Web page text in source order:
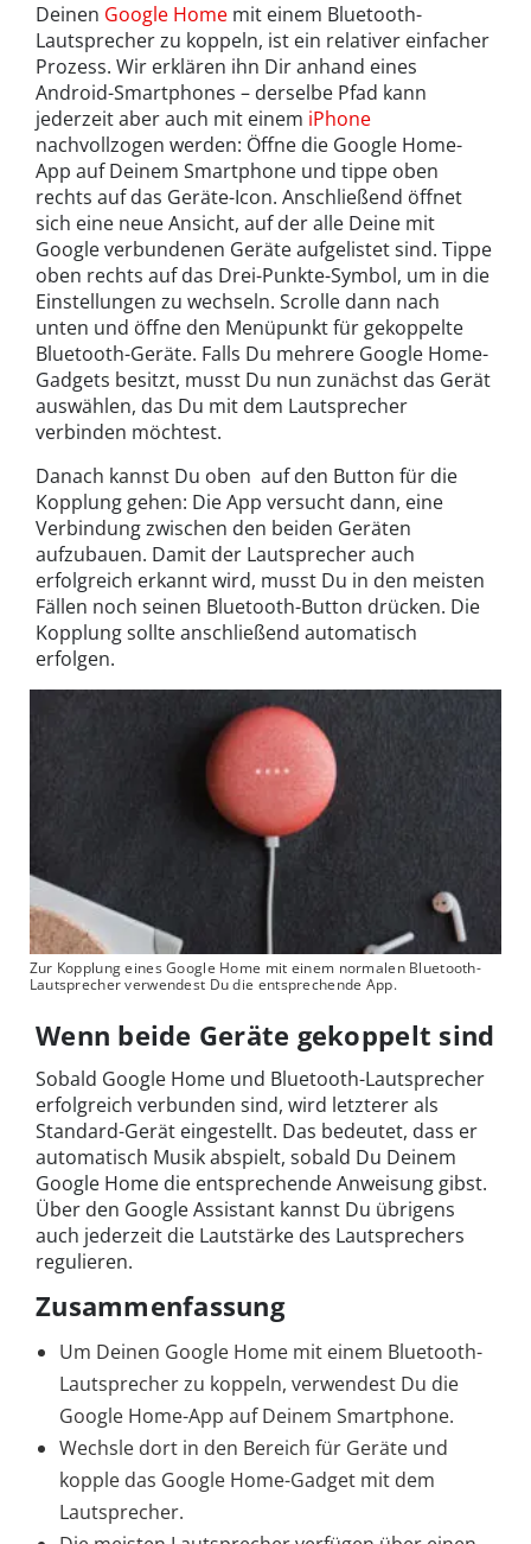
Deinen Google Home mit einem Bluetooth-
Lautsprecher zu koppeln, ist ein relativer einfacher
Prozess. Wir erklären ihn Dir anhand eines
Android-Smartphones – derselbe Pfad kann
jederzeit aber auch mit einem iPhone
nachvollzogen werden: Öffne die Google Home-
App auf Deinem Smartphone und tippe oben
rechts auf das Geräte-Icon. Anschließend öffnet
sich eine neue Ansicht, auf der alle Deine mit
Google verbundenen Geräte aufgelistet sind. Tippe
oben rechts auf das Drei-Punkte-Symbol, um in die
Einstellungen zu wechseln. Scrolle dann nach
unten und öffne den Menüpunkt für gekoppelte
Bluetooth-Geräte. Falls Du mehrere Google Home-
Gadgets besitzt, musst Du nun zunächst das Gerät
auswählen, das Du mit dem Lautsprecher
verbinden möchtest.
Danach kannst Du oben auf den Button für die
Kopplung gehen: Die App versucht dann, eine
Verbindung zwischen den beiden Geräten
aufzubauen. Damit der Lautsprecher auch
erfolgreich erkannt wird, musst Du in den meisten
Fällen noch seinen Bluetooth-Button drücken. Die
Kopplung sollte anschließend automatisch
erfolgen.
Zur Kopplung eines Google Home mit einem normalen Bluetooth-
Lautsprecher verwendest Du die entsprechende App.
Wenn beide Geräte gekoppelt sind
Sobald Google Home und Bluetooth-Lautsprecher
erfolgreich verbunden sind, wird letzterer als
Standard-Gerät eingestellt. Das bedeutet, dass er
automatisch Musik abspielt, sobald Du Deinem
Google Home die entsprechende Anweisung gibst.
Über den Google Assistant kannst Du übrigens
auch jederzeit die Lautstärke des Lautsprechers
regulieren.
Zusammenfassung
Um Deinen Google Home mit einem Bluetooth-
Lautsprecher zu koppeln, verwendest Du die
Google Home-App auf Deinem Smartphone.
Wechsle dort in den Bereich für Geräte und
kopple das Google Home-Gadget mit dem
Lautsprecher.